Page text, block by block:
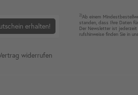
erhalten!
2)Ab einem
standen, dass Ihre Da­ten
Der News­letter ist
rufshin­weise finden Sie in
widerrufen